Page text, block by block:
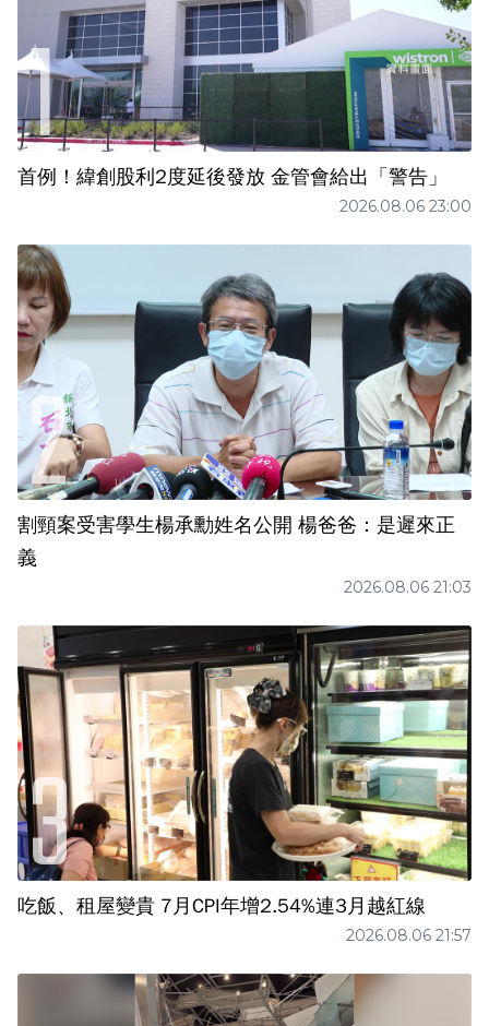
首例！緯創股利2度延後發放 金管會給出「警告」
2026.08.06 23:00
割頸案受害學生楊承勳姓名公開 楊爸爸：是遲來正
義
2026.08.06 21:03
吃飯、租屋變貴 7月CPI年增2.54%連3月越紅線
2026.08.06 21:57